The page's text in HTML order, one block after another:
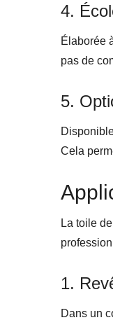
4.
Élaborée
pas de
5.
Cela
La toile
1.
Dans un